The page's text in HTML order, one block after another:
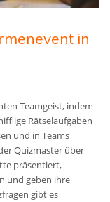
in
Teamgeist, indem
Rätselaufgaben
und in Teams
Quizmaster über
präsentiert,
und geben ihre
gibt es